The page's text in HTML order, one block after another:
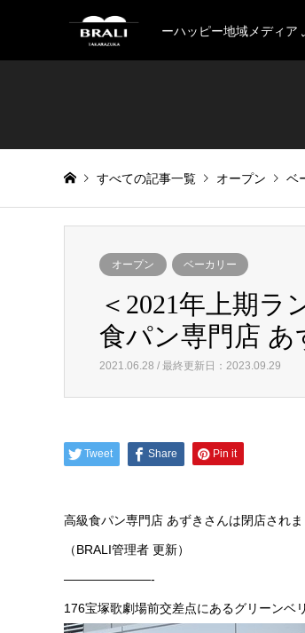
ーハッピー地域メディア
すべての記事一覧 オープン ベ
オープン ベーカリー
＜2021年上期ラ
食パン専門店 あ
2021.06.28 / 最終更新日：2023.09.29
Tweet Share Pin it
高級食パン専門店 あずきさんは閉店されま
（BRALI管理者 更新）
———————-
176宝塚歌劇場前交差点にあるグリーンベ